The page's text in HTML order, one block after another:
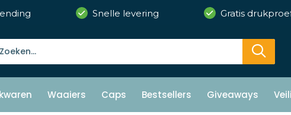
Snelle levering Gratis
Waaiers Caps Bestsellers Giveaways